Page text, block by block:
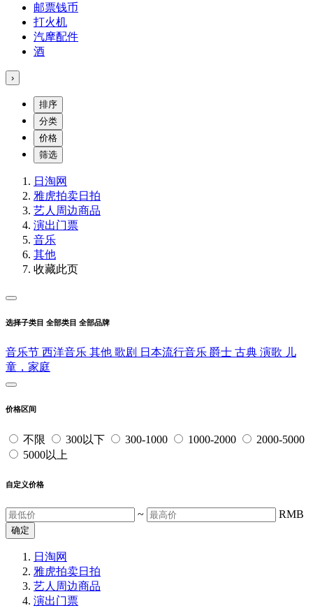
邮票钱币
打火机
汽摩配件
酒
›
排序
分类
价格
筛选
日淘网
雅虎拍卖日拍
艺人周边商品
演出门票
音乐
其他
收藏此页
选择子类目 全部类目 全部品牌
音乐节 西洋音乐 其他 歌剧 日本流行音乐 爵士 古典 演歌 儿
童，家庭
价格区间
不限 300以下 300-1000 1000-2000
2000-5000
5000以上
自定义价格
~ RMB
确定
日淘网
雅虎拍卖日拍
艺人周边商品
演出门票